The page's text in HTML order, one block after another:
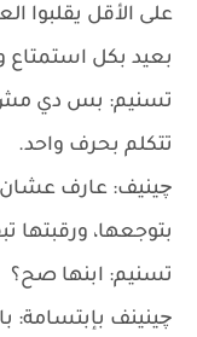
على الأقل يقلبوا
بعيد بكل استمتاع
تسنيم: بس دي
تتكلم بحرف واحد.
چينيف: عارف عشان
بتوجعها، ورقبتها
تسنيم: ابنها صح؟
چينينف بإبتسامة: